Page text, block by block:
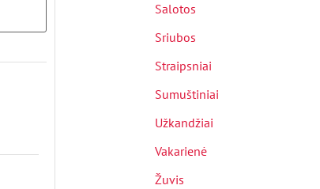
Salotos
Sriubos
Straipsniai
Sumuštiniai
Užkandžiai
Vakarienė
Žuvis